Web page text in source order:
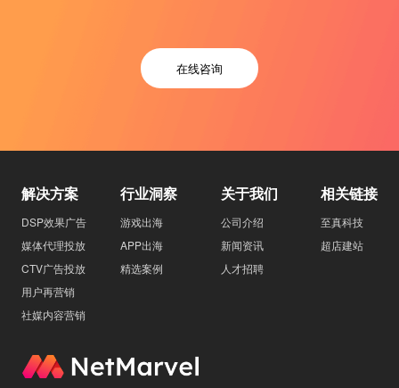
在线咨询
解决方案
DSP效果广告
媒体代理投放
CTV广告投放
用户再营销
社媒内容营销
行业洞察
游戏出海
APP出海
精选案例
关于我们
公司介绍
新闻资讯
人才招聘
相关链接
至真科技
超店建站